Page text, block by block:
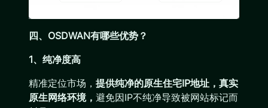
四、OSDWAN有哪些优势？
1、纯净度高
精准定位市场， 提供纯净的原生住宅IP地址，真实
原生网络环境， 避免因IP不纯净导致被网站标记而